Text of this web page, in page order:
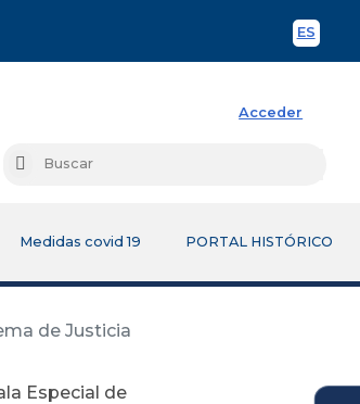
ES
Acceder
Buscar
Medidas covid 19 PORTAL HISTÓRICO
de Justicia
Especial de